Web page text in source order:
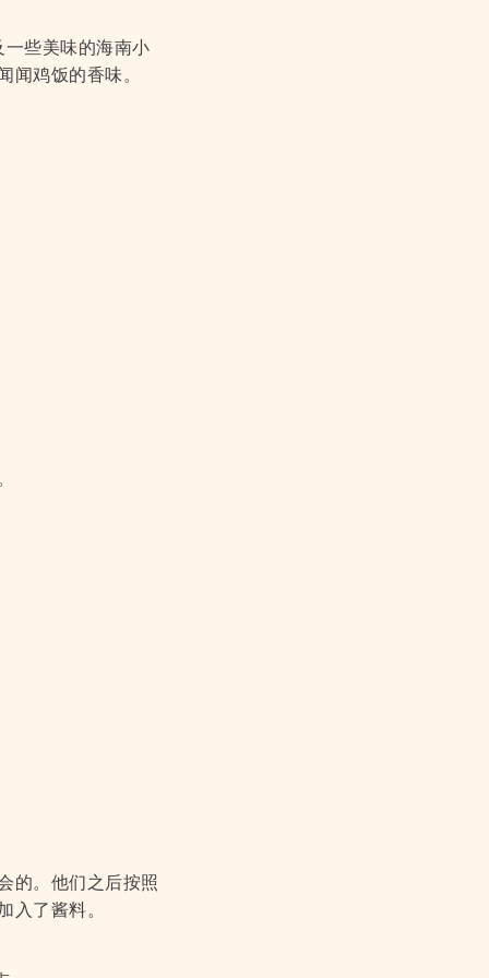
些美味的海南小
鸡饭的香味。
的。他们之后按照
了酱料。